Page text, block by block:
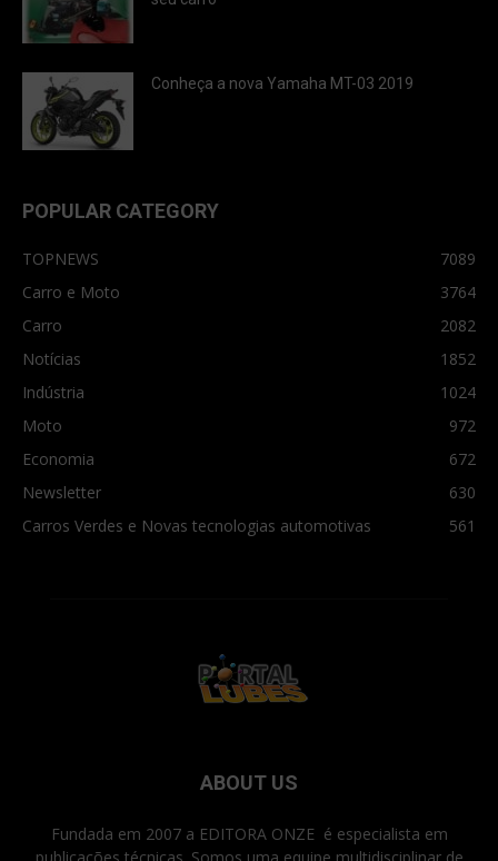
Conheça a nova Yamaha MT-03 2019
POPULAR CATEGORY
TOPNEWS
7089
Carro e Moto
3764
Carro
2082
Notícias
1852
Indústria
1024
Moto
972
Economia
672
Newsletter
630
Carros Verdes e Novas tecnologias automotivas
561
ABOUT US
Fundada em 2007 a EDITORA ONZE é especialista em